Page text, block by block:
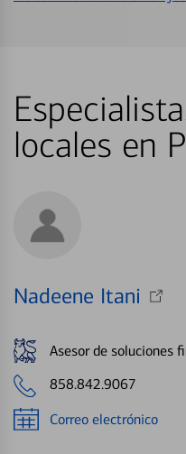
locales en
Nadeene Itani
Asesor de soluciones
858.842.9067
Correo electrónico